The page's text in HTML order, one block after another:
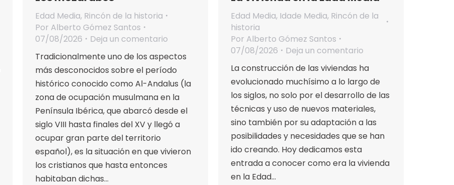
Edad Media, Rincón de la historia
Por Alberto Gómez Santos
07/08/2026
Deja un comentario
Tradicionalmente uno de los aspectos
más desconocidos sobre el período
histórico conocido como Al-Andalus (la
zona de ocupación musulmana en la
Península Ibérica, que abarcó desde el
siglo VIII hasta finales del XV y llegó a
ocupar gran parte del territorio
español), es la situación en que vivieron
los cristianos que hasta entonces
habitaban dichas…
Edad Media, Idade Media, Rincón de la
historia
Por Alberto Gómez Santos
07/08/2026
Deja un comentario
La construcción de las viviendas ha
evolucionado muchísimo a lo largo de
los siglos, no solo por el desarrollo de las
técnicas y uso de nuevos materiales,
sino también por su adaptación a las
posibilidades y necesidades que se han
ido creando. Hoy dedicamos esta
entrada a conocer como era la vivienda
en la Edad…